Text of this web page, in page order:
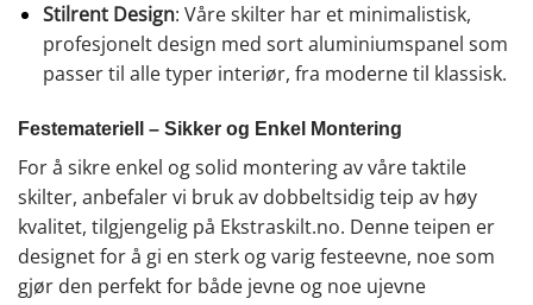
Stilrent Design: Våre skilter har et minimalistisk,
profesjonelt design med sort aluminiumspanel som
passer til alle typer interiør, fra moderne til klassisk.
Festemateriell – Sikker og Enkel Montering
For å sikre enkel og solid montering av våre taktile
skilter, anbefaler vi bruk av dobbeltsidig teip av høy
kvalitet, tilgjengelig på Ekstraskilt.no. Denne teipen er
designet for å gi en sterk og varig festeevne, noe som
gjør den perfekt for både jevne og noe ujevne